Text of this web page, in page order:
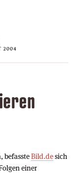
befassteBild.desich
einer